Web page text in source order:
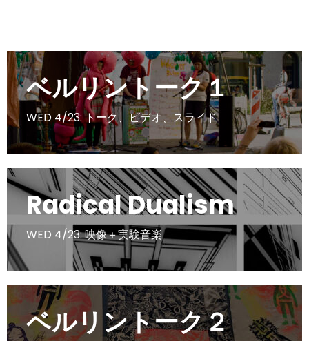
ベルリントーク１
WED 4/23: トーク、ビデオ、スライド
Radical Dualism
WED 4/23: 映像＋実験音楽
ベルリントーク２